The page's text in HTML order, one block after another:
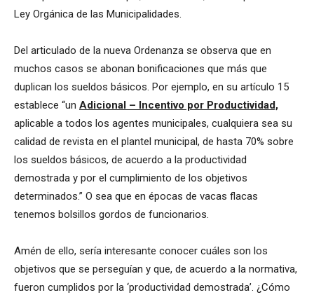
Ley Orgánica de las Municipalidades.
Del articulado de la nueva Ordenanza se observa que en
muchos casos se abonan bonificaciones que más que
duplican los sueldos básicos. Por ejemplo, en su artículo 15
establece “un Adicional – Incentivo por Productividad,
aplicable a todos los agentes municipales, cualquiera sea su
calidad de revista en el plantel municipal, de hasta 70% sobre
los sueldos básicos, de acuerdo a la productividad
demostrada y por el cumplimiento de los objetivos
determinados.” O sea que en épocas de vacas flacas
tenemos bolsillos gordos de funcionarios.
Amén de ello, sería interesante conocer cuáles son los
objetivos que se perseguían y que, de acuerdo a la normativa,
fueron cumplidos por la ‘productividad demostrada’. ¿Cómo